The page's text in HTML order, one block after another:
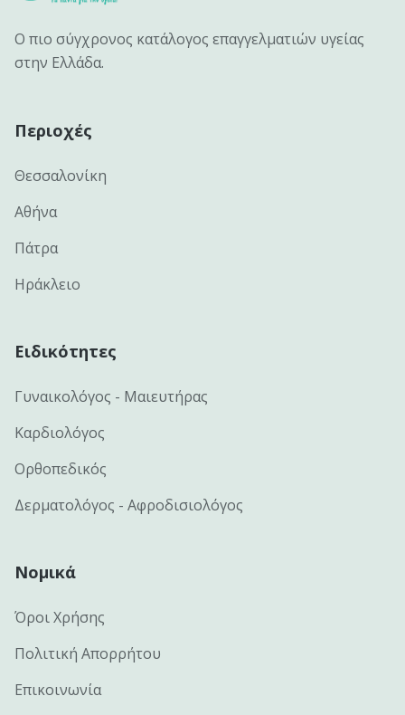
Ο πιο σύγχρονος κατάλογος επαγγελματιών υγείας
στην Ελλάδα.
Περιοχές
Θεσσαλονίκη
Αθήνα
Πάτρα
Ηράκλειο
Ειδικότητες
Γυναικολόγος - Μαιευτήρας
Καρδιολόγος
Ορθοπεδικός
Δερματολόγος - Αφροδισιολόγος
Νομικά
Όροι Χρήσης
Πολιτική Απορρήτου
Επικοινωνία